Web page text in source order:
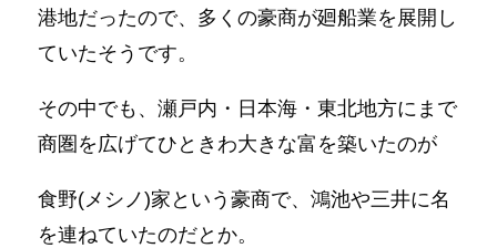
港地だったので、多くの豪商が廻船業を展開し
ていたそうです。
その中でも、瀬戸内・日本海・東北地方にまで
商圏を広げてひときわ大きな富を築いたのが
食野(メシノ)家という豪商で、鴻池や三井に名
を連ねていたのだとか。